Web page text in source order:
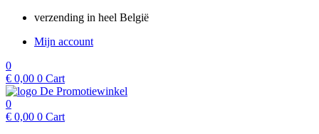
verzending in heel België
Mijn account
0
€ 0,00 0 Cart
0
€ 0,00 0 Cart